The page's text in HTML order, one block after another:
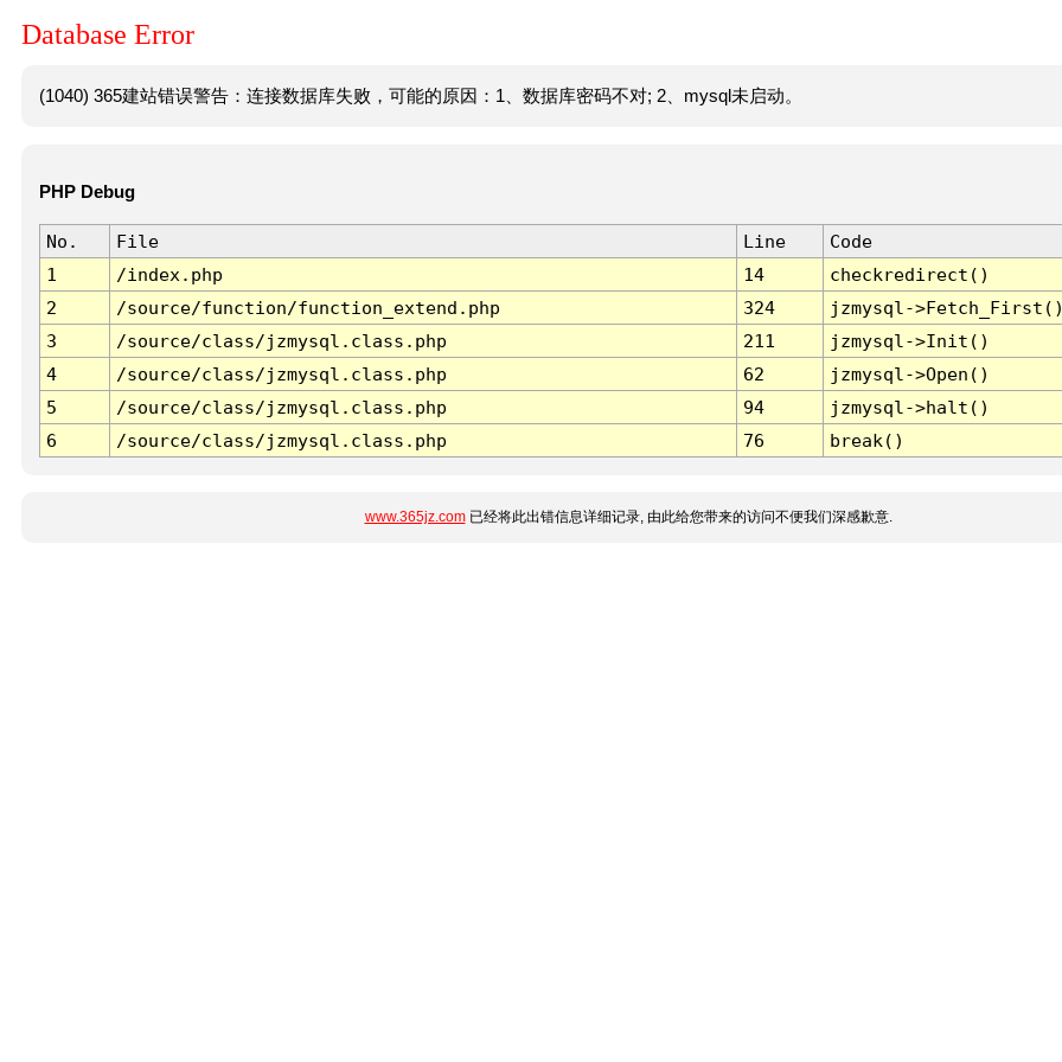
Database Error
(1040) 365建站错误警告：连接数据库失败，可能的原因：1、数据库密码不对; 2、mysql未启动。
PHP Debug
No. File Line
Code
1
/index.php 14
checkredirect()
2
/source/function/function_extend.php 324
jzmysql-
3
/source/class/jzmysql.class.php 211
jzmysql->Init()
4
/source/class/jzmysql.class.php 62
jzmysql->Open()
5
/source/class/jzmysql.class.php 94
jzmysql->halt()
6
/source/class/jzmysql.class.php 76 break()
www.365jz.com已经将此出错信息详细记录, 由此给您带来的访问不便我们深感歉意.